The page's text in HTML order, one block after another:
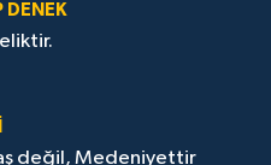
DENEK
değil, Medeniyettir